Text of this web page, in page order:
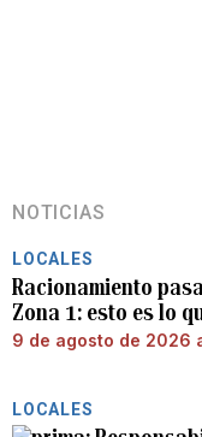
NOTICIAS
LOCALES
Racionamiento
Zona 1: esto es lo
9 de agosto de 2026 a
LOCALES